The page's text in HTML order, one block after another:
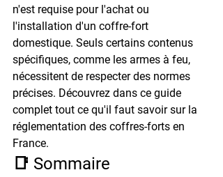
n'est requise pour l'achat ou
l'installation d'un coffre-fort
domestique. Seuls certains contenus
spécifiques, comme les armes à feu,
nécessitent de respecter des normes
précises. Découvrez dans ce guide
complet tout ce qu'il faut savoir sur la
réglementation des coffres-forts en
France.
📑 Sommaire